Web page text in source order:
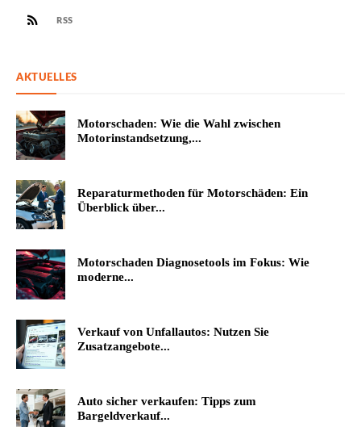
RSS
AKTUELLES
Motorschaden: Wie die Wahl zwischen
Motorinstandsetzung,...
Reparaturmethoden für Motorschäden: Ein
Überblick über...
Motorschaden Diagnosetools im Fokus: Wie
moderne...
Verkauf von Unfallautos: Nutzen Sie
Zusatzangebote...
Auto sicher verkaufen: Tipps zum
Bargeldverkauf...